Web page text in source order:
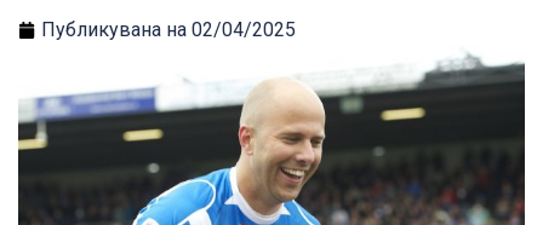
Публикувана на 02/04/2025